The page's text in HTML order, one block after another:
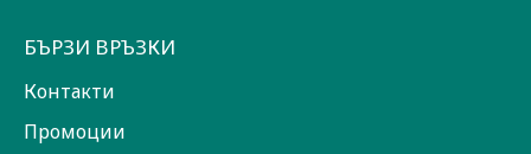
БЪРЗИ ВРЪЗКИ
Контакти
Промоции